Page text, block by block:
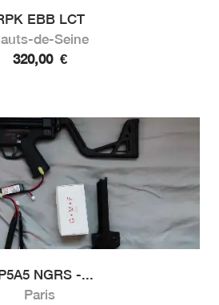
EBB LCT
de-Seine
320,00 €
NGRS -...
Paris